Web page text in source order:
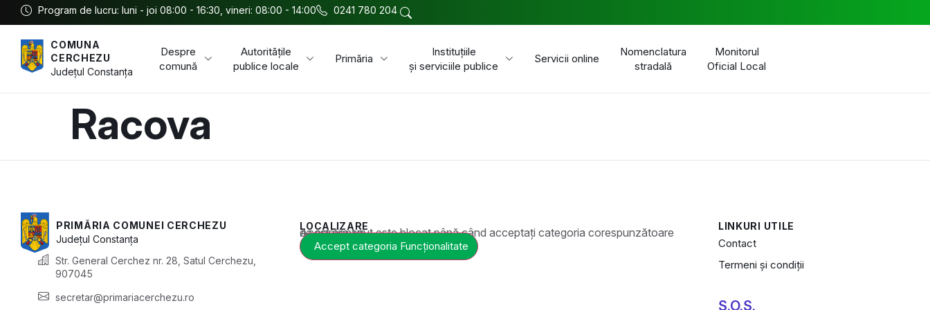
Program de lucru: luni - joi 08:00 - 16:30, vineri: 08:00 - 14:00 0241 780 204
COMUNA
CERCHEZU
JudețulConstanța
Despre
comună
Autoritățile
publice locale
Primăria
Instituțiile
și serviciile publice
Servicii online
Nomenclatura
stradală
Monitorul
Oficial Local
Racova
PRIMĂRIA COMUNEI CERCHEZU
JudețulConstanța
Str. General Cerchez nr. 28, Satul Cerchezu,
907045
secretar@primariacerchezu.ro
LOCALIZARE
Acest conținut este blocat până când acceptați categoria corespunzătoare de cookie-uri.
Accept categoria Funcționalitate
LINKURI UTILE
Contact
Termeni și condiții
S.O.S.